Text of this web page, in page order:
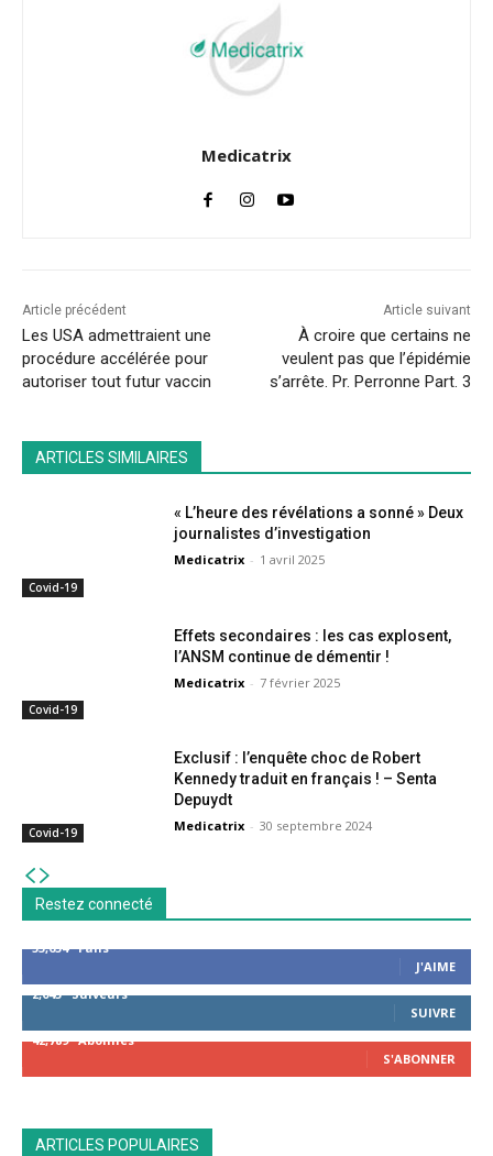
Medicatrix
Article précédent
Les USA admettraient une
procédure accélérée pour
autoriser tout futur vaccin
Article suivant
À croire que certains ne
veulent pas que l’épidémie
s’arrête. Pr. Perronne Part. 3
ARTICLES SIMILAIRES
Covid-19
« L’heure des révélations a sonné » Deux
journalistes d’investigation
Medicatrix - 1 avril 2025
Covid-19
Effets secondaires : les cas explosent,
l’ANSM continue de démentir !
Medicatrix - 7 février 2025
Covid-19
Exclusif : l’enquête choc de Robert
Kennedy traduit en français ! – Senta
Depuydt
Medicatrix - 30 septembre 2024
Restez connecté
53,654
Fans
J'AIME
2,043 Suiveurs
SUIVRE
42,789 Abonnés
S'ABONNER
ARTICLES POPULAIRES